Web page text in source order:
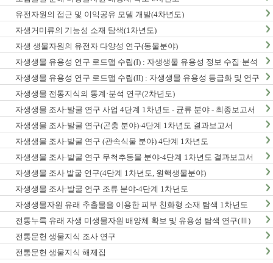
유전자원의 접근 및 이익공유 모델 개발(4차년도)
자생거미류의 기능성 소재 탐색(1차년도)
자생 생물자원의 유전자 다양성 연구(동물분야)
자생생물 유용성 연구 로드맵 수립(I) : 자생생물 유용성 정보 수집·분석
사업
자생생물 유용성 연구 로드맵 수립(II) : 자생생물 유용성 등급화 및 연구
종합계획 수립
자생생물 전통지식의 통계·분석 연구(2차년도)
자생생물 조사·발굴 연구 사업 4단계 1차년도 - 균류 분야 - 최종보고서
자생생물 조사·발굴 연구(곤충 분야)-4단계 1차년도 결과보고서
자생생물 조사·발굴 연구 (관속식물 분야) 4단계 1차년도
자생생물 조사·발굴 연구 무척추동물 분야-4단계 1차년도 결과보고서
자생생물 조사 발굴 연구(4단계 1차년도, 원핵생물분야)
자생생물 조사·발굴 연구 조류 분야-4단계 1차년도
자생생물자원 유래 추출물을 이용한 피부 친화형 소재 탐색 1차년도
전통누룩 유래 자생 미생물자원 배양체 확보 및 유용성 탐색 연구(Ⅲ)
전통문헌 생물지식 조사 연구
전통문헌 생물지식 해제집